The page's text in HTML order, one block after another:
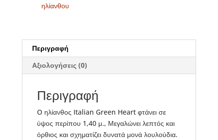
ηλίανθου
Περιγραφή
Αξιολογήσεις (0)
Περιγραφή
O ηλίανθος Italian Green Heart φτάνει σε
ύψος περίπου 1,40 μ., Μεγαλώνει λεπτός και
όρθιος και σχηματίζει δυνατά μονά λουλούδια.